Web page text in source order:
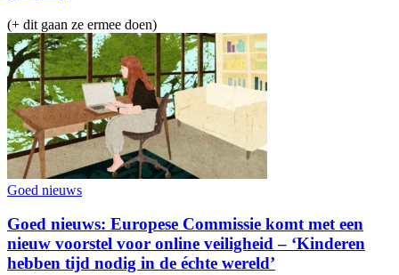
(+ dit gaan ze ermee doen)
Goed nieuws
Goed nieuws: Europese Commissie komt met een
nieuw voorstel voor online veiligheid – ‘Kinderen
hebben tijd nodig in de échte wereld’